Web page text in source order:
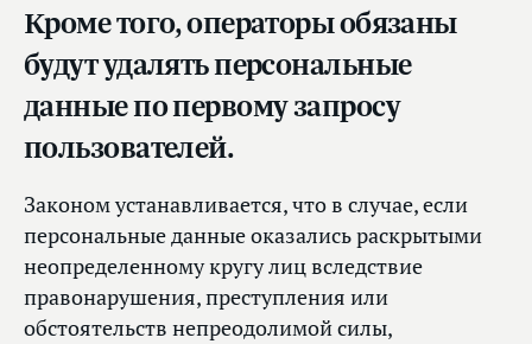
Кроме того, операторы обязаны
будут удалять персональные
данные по первому запросу
пользователей.
Законом устанавливается, что в случае, если
персональные данные оказались раскрытыми
неопределенному кругу лиц вследствие
правонарушения, преступления или
обстоятельств непреодолимой силы,